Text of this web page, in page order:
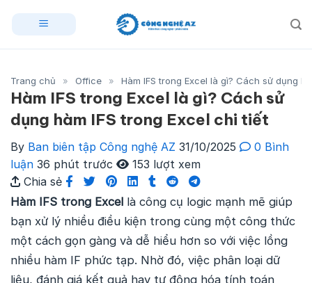
Trang chủ » Office » Hàm IFS trong Excel là gì? Cách sử dụng
Hàm IFS trong Excel là gì? Cách sử
dụng hàm IFS trong Excel chi tiết
By Ban biên tập Công nghệ AZ 31/10/2025
0 Bình
luận 36 phút trước
153 lượt xem
Chia sẻ
Hàm IFS trong Excel là công cụ logic mạnh mẽ giúp
bạn xử lý nhiều điều kiện trong cùng một công thức
một cách gọn gàng và dễ hiểu hơn so với việc lồng
nhiều hàm IF phức tạp. Nhờ đó, việc phân loại dữ
liệu, đánh giá kết quả hay tự động hóa tính toán